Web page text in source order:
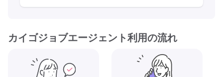
カイゴジョブエージェント利用の流れ